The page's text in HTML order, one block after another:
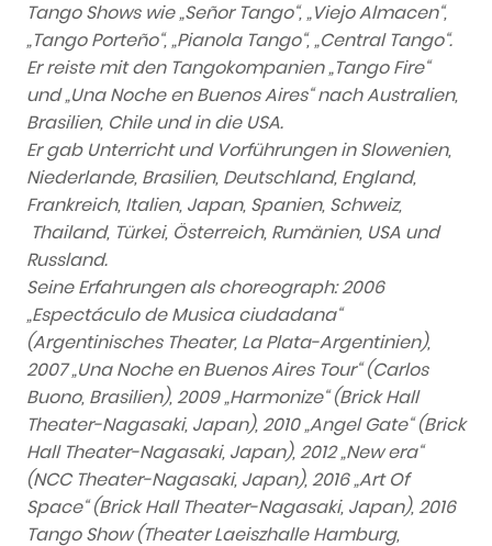
Tango Shows wie „Señor Tango“, „Viejo Almacen“,
„Tango Porteño“, „Pianola Tango“, „Central Tango“.
Er reiste mit den Tangokompanien „Tango Fire“
und „Una Noche en Buenos Aires“ nach Australien,
Brasilien, Chile und in die USA.
Er gab Unterricht und Vorführungen in Slowenien,
Niederlande, Brasilien, Deutschland, England,
Frankreich, Italien, Japan, Spanien, Schweiz,
Thailand, Türkei, Österreich, Rumänien, USA und
Russland.
Seine Erfahrungen als choreograph: 2006
„Espectáculo de Musica ciudadana“
(Argentinisches Theater, La Plata-Argentinien),
2007 „Una Noche en Buenos Aires Tour“ (Carlos
Buono, Brasilien), 2009 „Harmonize“ (Brick Hall
Theater-Nagasaki, Japan), 2010 „Angel Gate“ (Brick
Hall Theater-Nagasaki, Japan), 2012 „New era“
(NCC Theater-Nagasaki, Japan), 2016 „Art Of
Space“ (Brick Hall Theater-Nagasaki, Japan), 2016
Tango Show (Theater Laeiszhalle Hamburg,